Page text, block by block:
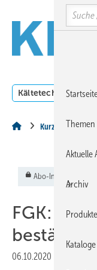
Hauptinhalt
Hauptmenü
SiteSearch
Kältetechnik
Kurz & Aktuell
Abo-Inhalt
FGK:
bestätigt
06.10.2020
Search
Themen
Aktuelle
Archiv
Produkte
Kataloge